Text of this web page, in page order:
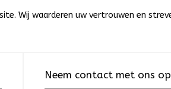
Wij waarderen uw vertrouwen en
Neem contact met ons op